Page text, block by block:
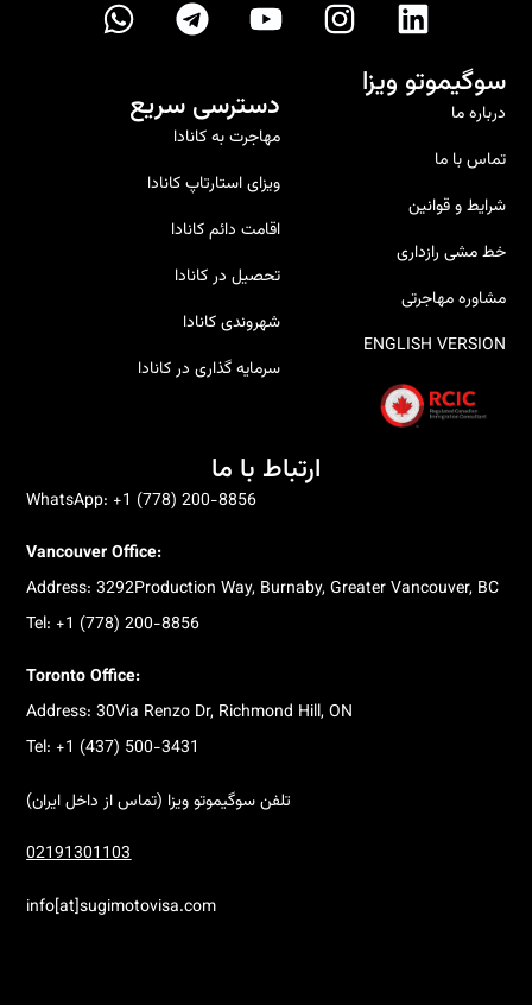
ارتباط با ما
WhatsApp: +1 (778) 200-8856
Vancouver Office:
Address: 3292Production Way, Burnaby, Greater Vancouver, BC
Tel: +1 (778) 200-8856
Toronto Office:
Address: 30Via Renzo Dr, Richmond Hill, ON
Tel: +1 (437) 500-3431
تلفن سوگیموتو ویزا (تماس از داخل ایران)
02191301103
info[at]sugimotovisa.com
سوگیموتو ویزا
درباره ما
تماس با ما
شرایط و قوانین
خط‌ مشی رازداری
مشاوره مهاجرتی
ENGLISH VERSION
دسترسی سریع
مهاجرت به کانادا
ویزای استارتاپ کانادا
اقامت دائم کانادا
تحصیل در کانادا
شهروندی کانادا
سرمایه گذاری در کانادا